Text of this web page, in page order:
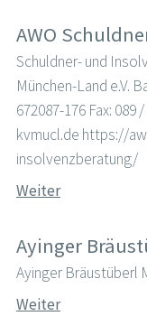
AWO
Schuldner- und
München-Land e.V.
672087-176 Fax: 089
kvmucl.de https://
insolvenzberatung/
Weiter
Ayinger
Ayinger Bräustüberl
Weiter